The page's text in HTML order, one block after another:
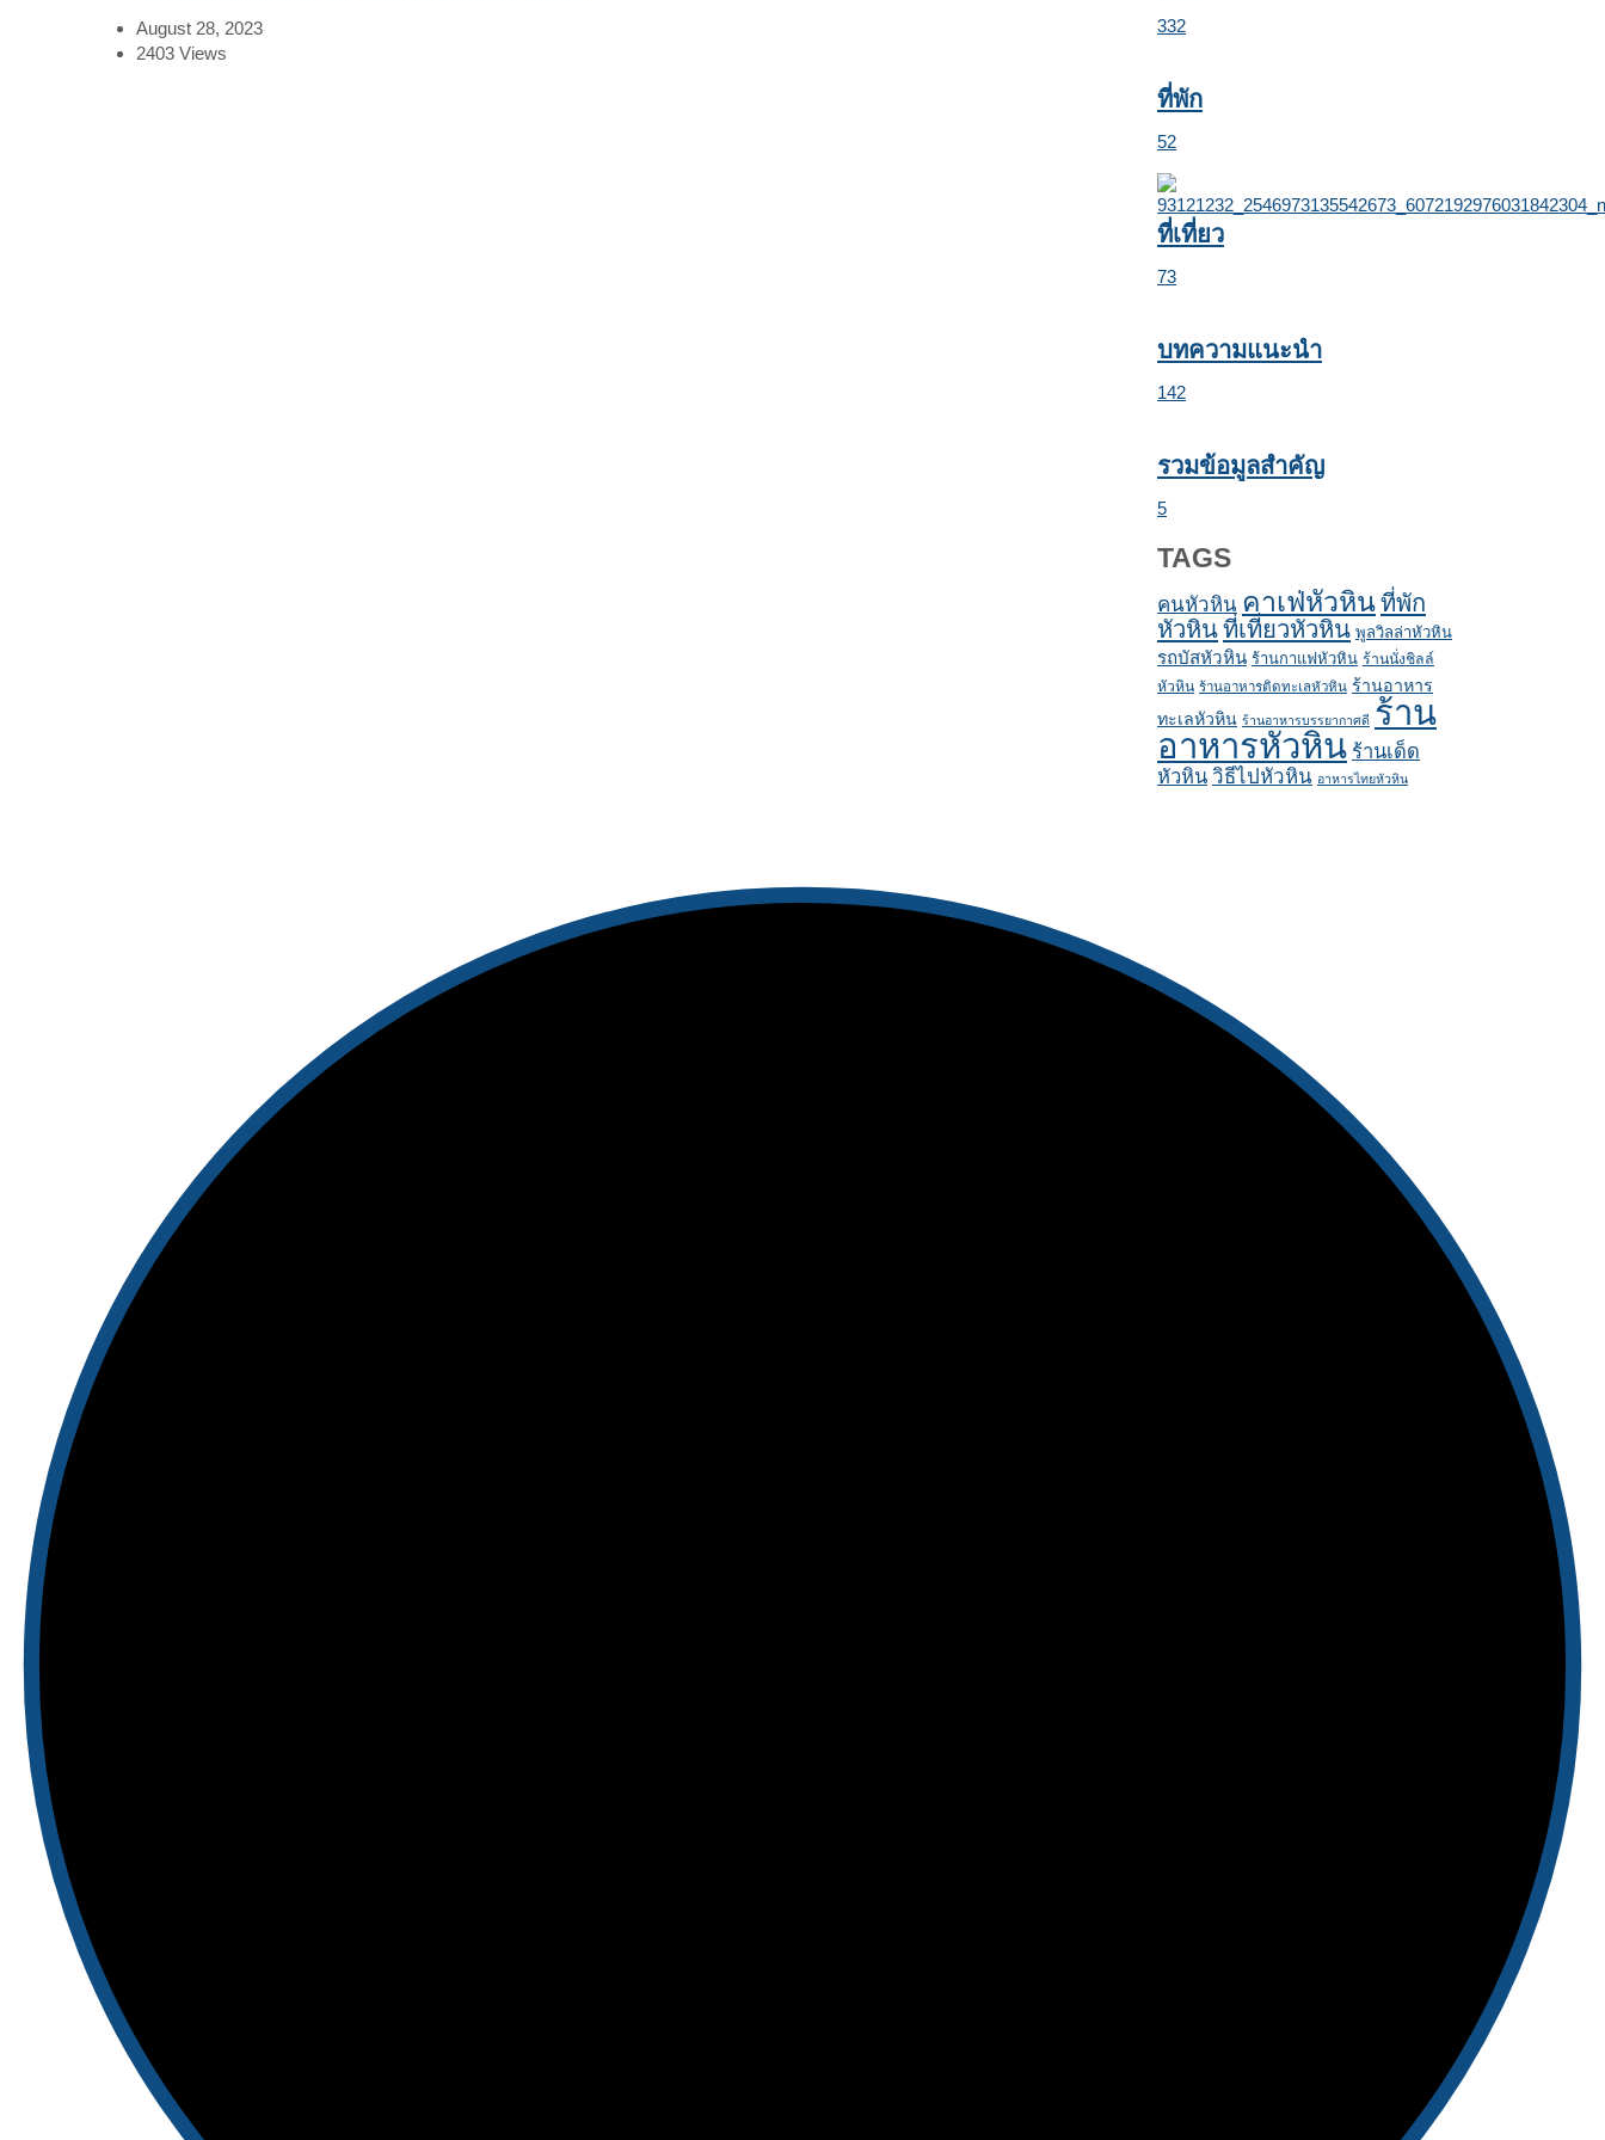
August 28, 2023
2403 Views
332
ที่พัก
52
ที่เที่ยว
73
บทความแนะนำ
142
รวมข้อมูลสำคัญ
5
TAGS
คนหัวหิน คาเฟ่หัวหินที่พัก
หัวหินที่เที่ยวหัวหิน พูลวิลล่าหัวหิน
รถบัสหัวหิน ร้านกาแฟหัวหิน ร้านนั่งชิลล์
หัวหิน ร้านอาหารติดทะเลหัวหิน ร้านอาหาร
ทะเลหัวหิน ร้านอาหารบรรยากาศดี ร้าน
อาหารหัวหิน ร้านเด็ด
หัวหิน วิธีไปหัวหิน อาหารไทยหัวหิน